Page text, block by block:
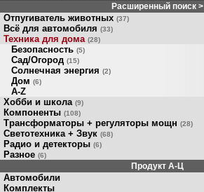
Расширенный поиск >
Отпугиватель животных (37)
Всё для автомобиля (33)
Техника для дома (28)
Безопасность (5)
Сад/Огород (15)
Солнечная энергия (2)
Дом (6)
A-Z
Хобби и школа (9)
Компоненты (108)
Трансформаторы + регуляторы мощн (28)
Светотехника + Звук (68)
Радио и детекторы (6)
Разное (6)
Продукт A-Ц
Автомобили
Комплекты